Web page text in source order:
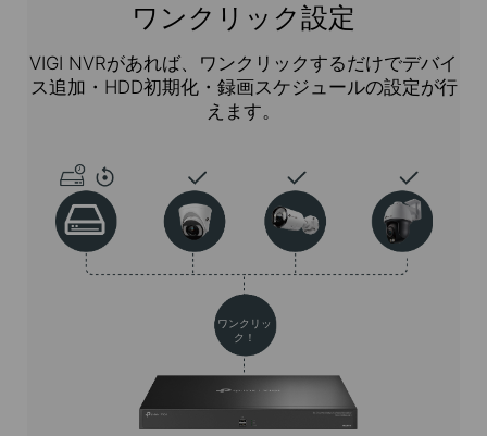
ワンクリック設定
VIGI NVRがあれば、ワンクリックするだけでデバイ
ス追加・HDD初期化・録画スケジュールの設定が行
えます。
ワンクリッ
ク！